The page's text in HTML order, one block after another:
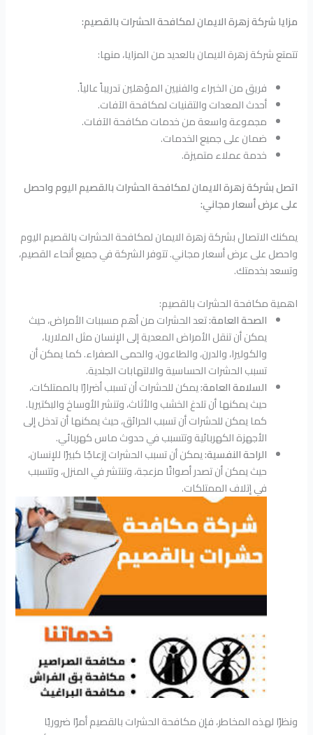
مزايا شركة زهرة الايمان لمكافحة الحشرات بالقصيم:
تتمتع شركة زهرة الايمان بالعديد من المزايا، منها:
فريق من الخبراء والفنيين المؤهلين تدريباً عالياً.
أحدث المعدات والتقنيات لمكافحة الآفات.
مجموعة واسعة من خدمات مكافحة الآفات.
ضمان على جميع الخدمات.
خدمة عملاء متميزة.
اتصل بشركة زهرة الايمان لمكافحة الحشرات بالقصيم اليوم واحصل
على عرض أسعار مجاني:
يمكنك الاتصال بشركة زهرة الايمان لمكافحة الحشرات بالقصيم اليوم
واحصل على عرض أسعار مجاني. تتوفر الشركة في جميع أنحاء القصيم،
وتسعد بخدمتك.
اهمية مكافحة الحشرات بالقصيم:
الصحة العامة:تعد الحشرات من أهم مسببات الأمراض، حيث
يمكن أن تنقل الأمراض المعدية إلى الإنسان مثل الملاريا،
والكوليرا، والدرن، والطاعون، والحمى الصفراء. كما يمكن أن
تسبب الحشرات الحساسية والالتهابات الجلدية.
السلامة العامة:يمكن للحشرات أن تسبب أضرارًا بالممتلكات،
حيث يمكنها أن تلدغ الخشب والأثاث، وتنشر الأوساخ والبكتيريا.
كما يمكن للحشرات أن تسبب الحرائق، حيث يمكنها أن تدخل إلى
الأجهزة الكهربائية وتتسبب في حدوث ماس كهربائي.
الراحة النفسية:يمكن أن تسبب الحشرات إزعاجًا كبيرًا للإنسان،
حيث يمكن أن تصدر أصواتًا مزعجة، وتنتشر في المنزل، وتتسبب
في إتلاف الممتلكات.
ونظرًا لهذه المخاطر، فإن مكافحة الحشرات بالقصيم أمرًا ضروريًا